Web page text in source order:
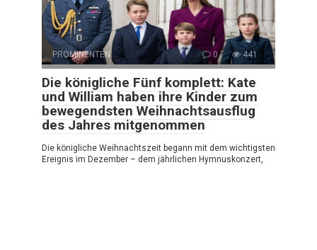
PROMINENTEN 0 441
Die königliche Fünf komplett: Kate
und William haben ihre Kinder zum
bewegendsten Weihnachtsausflug
des Jahres mitgenommen
Die königliche Weihnachtszeit begann mit dem wichtigsten
Ereignis im Dezember – dem jährlichen Hymnuskonzert,